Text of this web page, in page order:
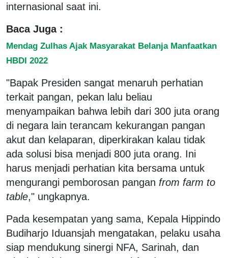
internasional saat ini.
Baca Juga :
Mendag Zulhas Ajak Masyarakat Belanja Manfaatkan
HBDI 2022
"Bapak Presiden sangat menaruh perhatian
terkait pangan, pekan lalu beliau
menyampaikan bahwa lebih dari 300 juta orang
di negara lain terancam kekurangan pangan
akut dan kelaparan, diperkirakan kalau tidak
ada solusi bisa menjadi 800 juta orang. Ini
harus menjadi perhatian kita bersama untuk
mengurangi pemborosan pangan from farm to
table," ungkapnya.
Pada kesempatan yang sama, Kepala Hippindo
Budiharjo Iduansjah mengatakan, pelaku usaha
siap mendukung sinergi NFA, Sarinah, dan